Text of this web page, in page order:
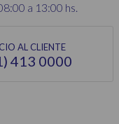
a 13:00 hs.
AL CLIENTE
413 0000